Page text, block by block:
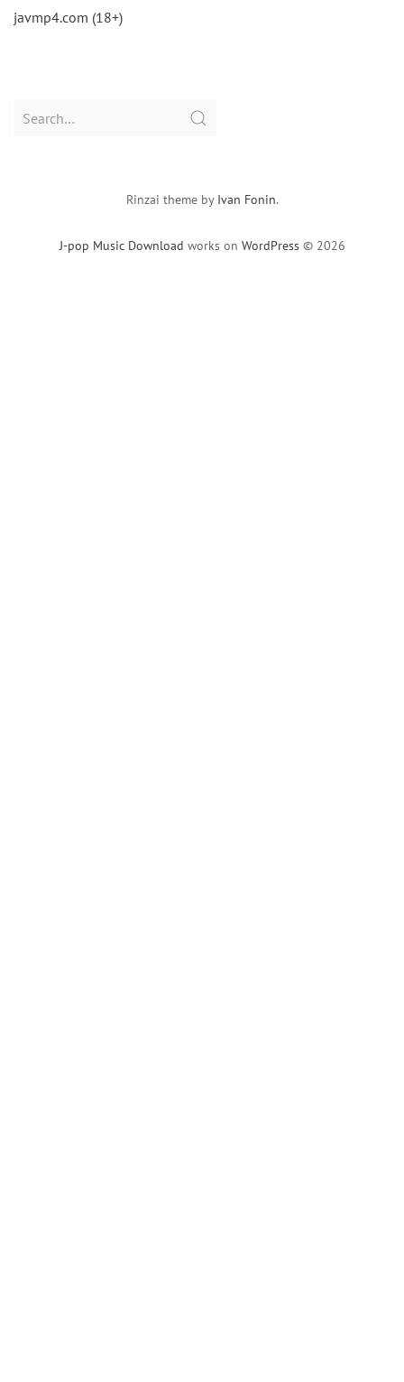
javmp4.com (18+)
Search
J-pop Music Download works on WordPress © 2026
Rinzai theme by Ivan Fonin.